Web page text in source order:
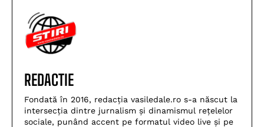
REDACTIE
Fondată în 2016, redacția vasiledale.ro s-a născut la
intersecția dintre jurnalism și dinamismul rețelelor
sociale, punând accent pe formatul video live și pe